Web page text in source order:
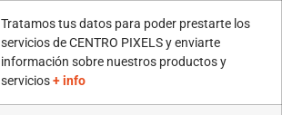
Tratamos tus datos para poder prestarte los
servicios de CENTRO PIXELS y enviarte
información sobre nuestros productos y
servicios+ info